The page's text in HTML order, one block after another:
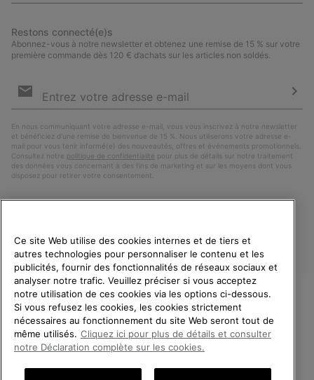
Restons connecté(e)s
Abonnez-vous à notre newsletter et obtenez une remise de 15 % sur votre
première commande dès 120 € d’achats sur les articles non soldés.
par
En nous communiquant votre adresse e-mail, vous vous inscrivez à notre newsletter
et bénéficiez d’une remise de bienvenue de 15 %. Nous utiliserons votre adresse e-
mail pour vous tenir informé(e) des nouveautés, offres et événements promotionnels.
Consultez notre politique de confidentialité pour plus de détails sur notre traitement
des données vous concernant à des fins de marketing et sur les moyens dont vous
disposez pour retirer votre consentement.
France
©2026 SOREL. Tous droits réservés.
BIENVENUE CHEZ SOREL.
VEUILLEZ SÉLECTIONNER
VOTRE PAYS DE LIVRAISON.
Achats en ligne disponibles
Ce site Web utilise des cookies internes et de tiers et
autres technologies pour personnaliser le contenu et les
publicités, fournir des fonctionnalités de réseaux sociaux et
analyser notre trafic. Veuillez préciser si vous acceptez
notre utilisation de ces cookies via les options ci-dessous.
Si vous refusez les cookies, les cookies strictement
nécessaires au fonctionnement du site Web seront tout de
même utilisés. Cliquez ici pour plus de détails et consulter
notre Déclaration complète sur les cookies.